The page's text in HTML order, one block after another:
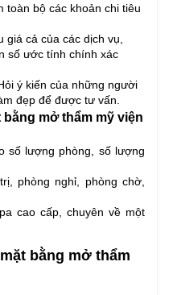
toàn bộ các khoản chi tiêu
cả của các dịch vụ,
số ước tính chính xác
ý kiến của những người
đẹp để được tư vấn.
mở thẩm mỹ viện
số lượng phòng, số lượng
phòng nghỉ, phòng chờ,
cao cấp, chuyên về một
bằng mở thẩm